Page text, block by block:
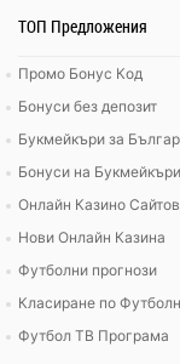
ТОП Предложения
Промо Бонус Код
Бонуси без депозит
Букмейкъри за
Бонуси на
Онлайн Казино
Нови Онлайн Казина
Футболни прогнози
Класиране по
Футбол ТВ Програма